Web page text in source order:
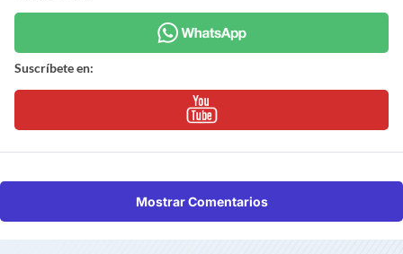
Suscríbete en:
Mostrar Comentarios